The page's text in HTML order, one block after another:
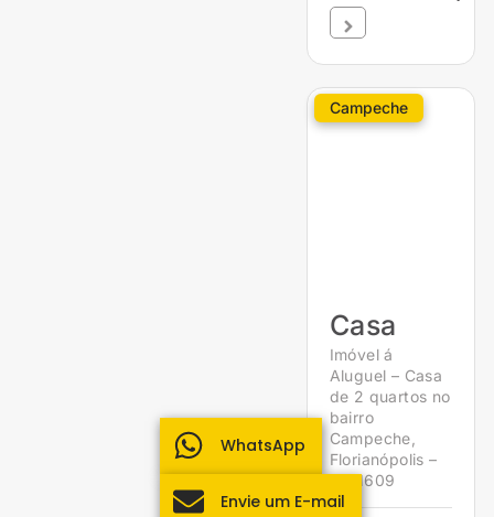
Campeche
Casa
Imóvel á
Aluguel – Casa
de 2 quartos no
bairro
Campeche,
Florianópolis –
1961609
WhatsApp
Envie um E-mail